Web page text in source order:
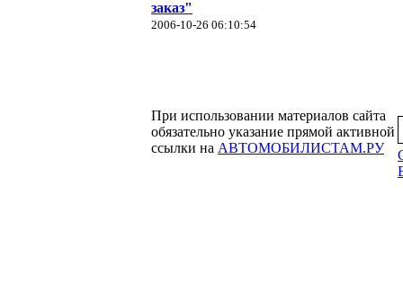
заказ"
2006-10-26 06:10:54
При использовании материалов сайта
обязательно указание прямой активной
ссылки на АВТОМОБИЛИСТАМ.РУ